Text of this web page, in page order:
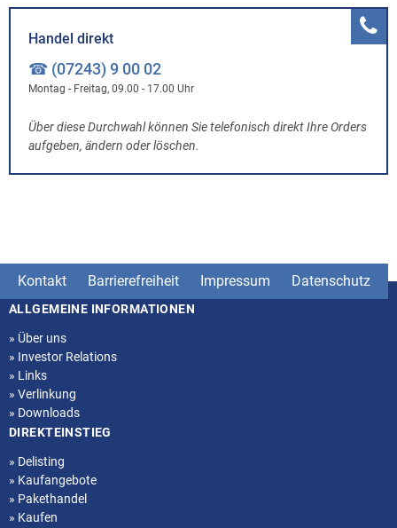
Handel direkt
☎ (07243) 9 00 02
Montag - Freitag, 09.00 - 17.00 Uhr
Über diese Durchwahl können Sie telefonisch direkt Ihre Orders
aufgeben, ändern oder löschen.
Kontakt Barrierefreiheit Impressum Datenschutz
Seitenstruktur
ALLGEMEINE INFORMATIONEN
» Über uns
» Investor Relations
» Links
» Verlinkung
» Downloads
DIREKTEINSTIEG
» Delisting
» Kaufangebote
» Pakethandel
» Kaufen